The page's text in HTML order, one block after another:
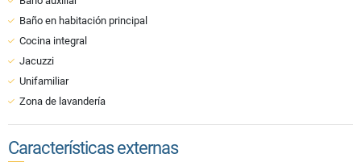
Baño en habitación principal
Cocina integral
Jacuzzi
Unifamiliar
Zona de lavandería
Características externas